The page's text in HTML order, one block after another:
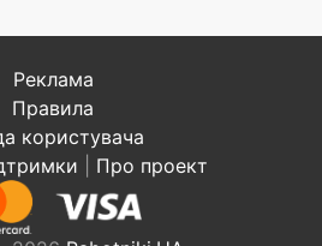
Реклама
Правила
користувача
Про проект